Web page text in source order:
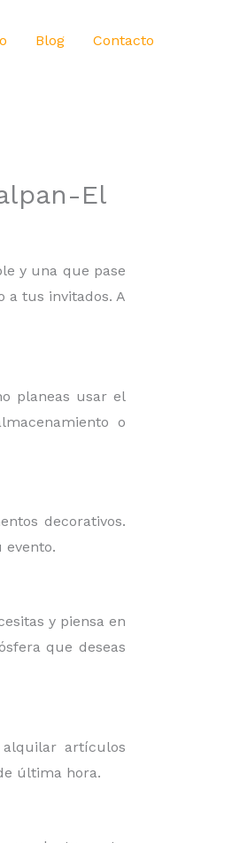
Blog Contacto
El
y una que pase
a tus invitados. A
planeas usar el
o
decorativos.
evento.
y piensa en
que deseas
artículos
última hora.